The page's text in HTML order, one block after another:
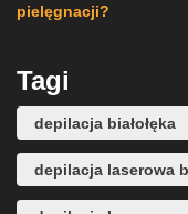
pielęgnacji?
Tagi
depilacja białołęka
depilacja laserowa